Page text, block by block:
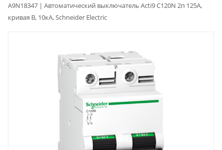
A9N18347 | Автоматический выключатель Acti9 C120N 2п 125А,
кривая B, 10кА, Schneider Electric